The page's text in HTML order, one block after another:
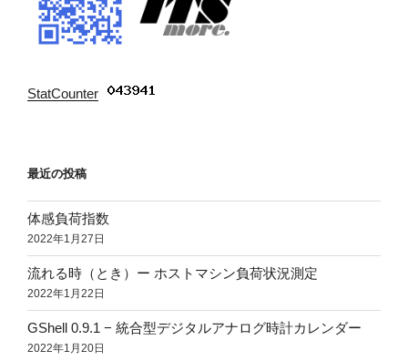
StatCounter
最近の投稿
体感負荷指数
2022年1月27日
流れる時（とき）ー ホストマシン負荷状況測定
2022年1月22日
GShell 0.9.1 − 統合型デジタルアナログ時計カレンダー
2022年1月20日